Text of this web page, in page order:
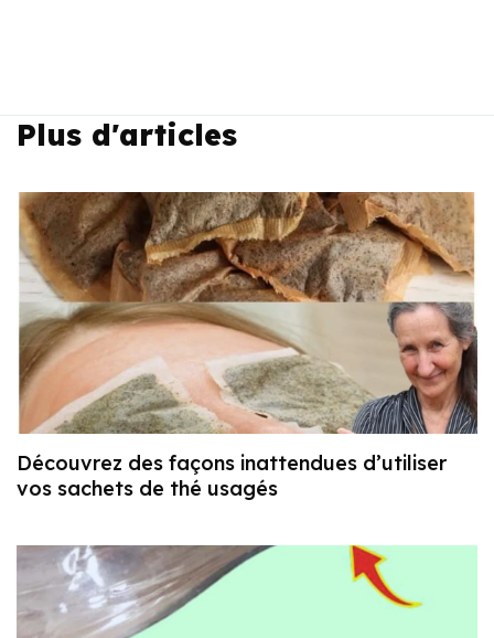
Plus d'articles
Découvrez des façons inattendues d’utiliser
vos sachets de thé usagés